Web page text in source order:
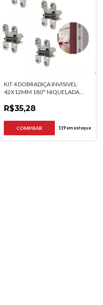
KIT 4 DOBRADIÇA INVISIVEL
42X12MM 180° NIQUELADA
R$35,28
119em estoque